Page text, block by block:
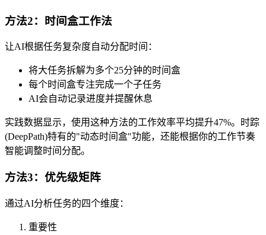
方法2：时间盒工作法
让AI根据任务复杂度自动分配时间：
将大任务拆解为多个25分钟的时间盒
每个时间盒专注完成一个子任务
AI会自动记录进度并提醒休息
实践数据显示，使用这种方法的工作效率平均提升47%。时踪
(DeepPath)特有的"动态时间盒"功能，还能根据你的工作节奏
智能调整时间分配。
方法3：优先级矩阵
通过AI分析任务的四个维度：
重要性